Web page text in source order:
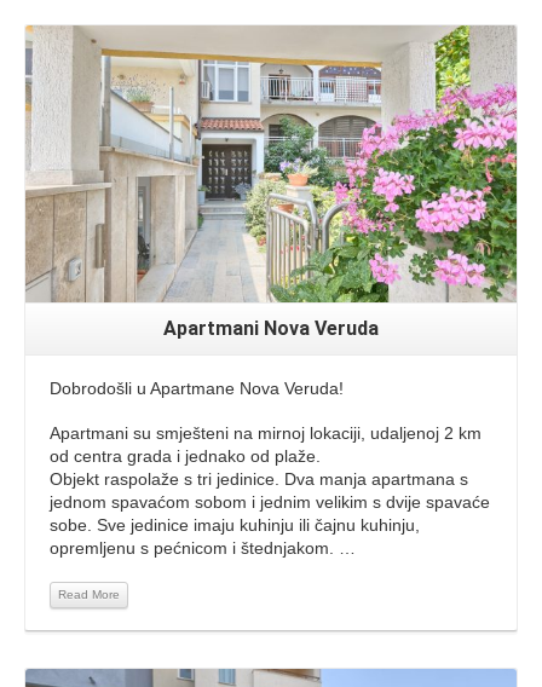
Read More
Apartmani Nova Veruda
Dobrodošli u Apartmane Nova Veruda!
Apartmani su smješteni na mirnoj lokaciji, udaljenoj 2 km
od centra grada i jednako od plaže.
Objekt raspolaže s tri jedinice. Dva manja apartmana s
jednom spavaćom sobom i jednim velikim s dvije spavaće
sobe. Sve jedinice imaju kuhinju ili čajnu kuhinju,
opremljenu s pećnicom i štednjakom. …
Read More